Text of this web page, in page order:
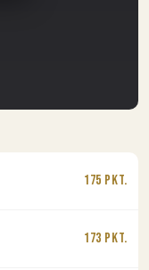
175 Pkt.
173 Pkt.